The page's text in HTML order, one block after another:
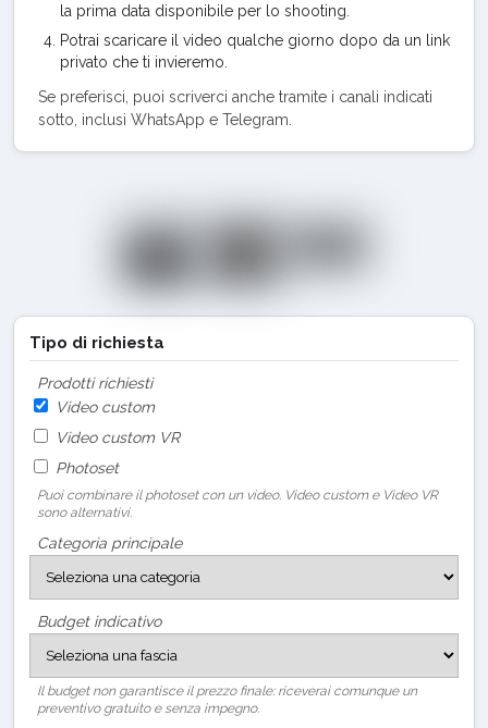
la prima data disponibile per lo shooting.
Potrai scaricare il video qualche giorno dopo da un link
privato che ti invieremo.
Se preferisci, puoi scriverci anche tramite i canali indicati
sotto, inclusi WhatsApp e Telegram.
Tipo di richiesta
Prodotti richiesti
Video custom
Video custom VR
Photoset
Puoi combinare il photoset con un video. Video custom e Video VR
sono alternativi.
Categoria principale
Budget indicativo
Il budget non garantisce il prezzo finale: riceverai comunque un
preventivo gratuito e senza impegno.